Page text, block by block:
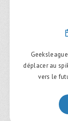
déplacer au
vers le